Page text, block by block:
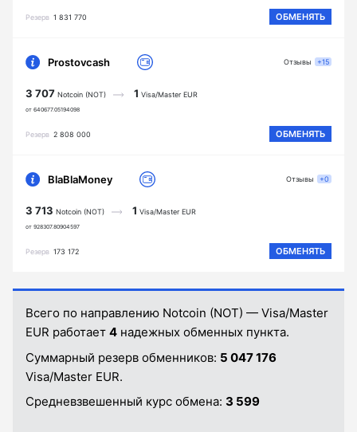
Резерв 1 831 770 ОБМЕНЯТЬ
Prostovcash
3 707 Notcoin (NOT)
от 640677.05194098
1 Visa/Master EUR
Резерв 2 808 000 ОБМЕНЯТЬ
Отзывы +15
BlaBlaMoney
3 713 Notcoin (NOT)
от 928307.80904597
1 Visa/Master EUR
Резерв 173 172 ОБМЕНЯТЬ
Отзывы +0
Всего по направлению Notcoin (NOT) — Visa/Master
EUR работает 4 надежных обменных пункта.
Суммарный резерв обменников: 5 047 176
Visa/Master EUR.
Средневзвешенный курс обмена: 3 599